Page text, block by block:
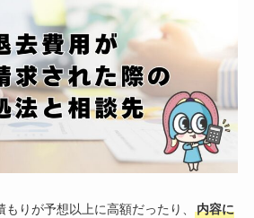
りが予想以上に高額だったり、
内容に